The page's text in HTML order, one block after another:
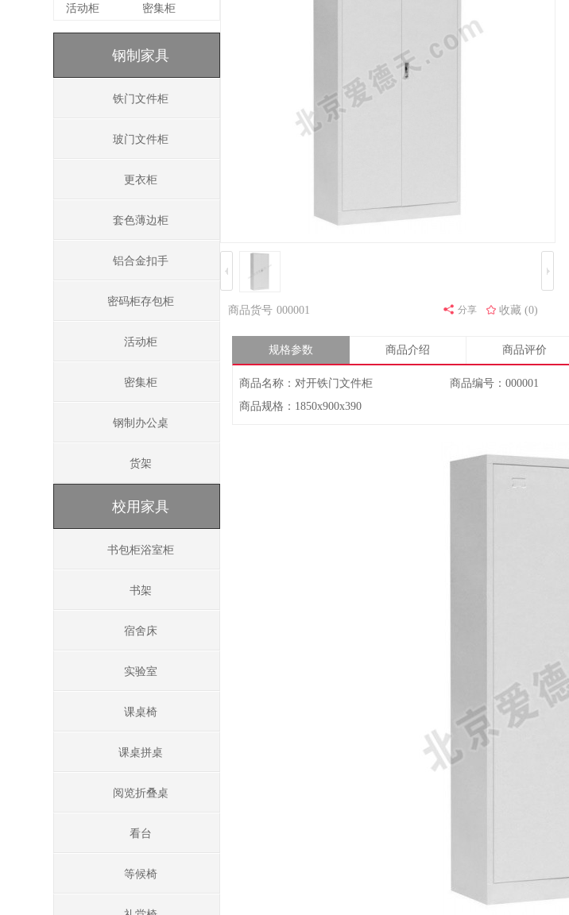
活动柜
密集柜
钢制家具
铁门文件柜
玻门文件柜
更衣柜
套色薄边柜
铝合金扣手
密码柜存包柜
活动柜
密集柜
钢制办公桌
货架
校用家具
书包柜浴室柜
书架
宿舍床
实验室
课桌椅
课桌拼桌
阅览折叠桌
看台
等候椅
商品货号 000001 收藏 (0)
分享
规格参数 商品介绍 商品评价
商品名称：对开铁门文件柜 商品编号：000001
商品规格：1850x900x390